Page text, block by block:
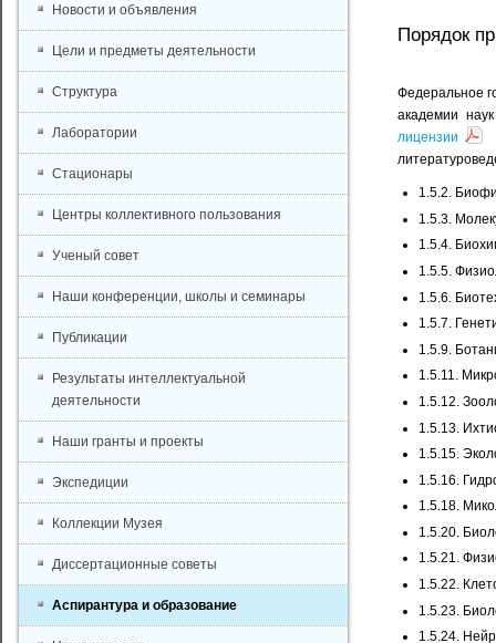
Порядок
Федеральное
академии
лицензии
1.5.2.
1.5.3.
1.5.4.
1.5.5.
1.5.6.
1.5.7.
1.5.9.
1.5.11.
1.5.12.
1.5.13.
1.5.15.
1.5.16.
1.5.18.
1.5.20.
1.5.21.
1.5.22.
1.5.23.
1.5.24.
Новости и объявления
Цели и предметы деятельности
Структура
Лаборатории
Стационары
Центры коллективного пользования
Ученый совет
Наши конференции, школы и семинары
Публикации
Результаты интеллектуальной
деятельности
Наши гранты и проекты
Экспедиции
Коллекции Музея
Диссертационные советы
Аспирантура и образование